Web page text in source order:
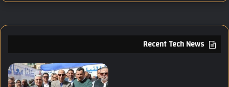
Recent Tech News